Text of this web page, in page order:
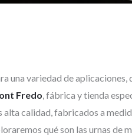
una variedad de
Fredo, fábrica y tienda
calidad, fabricados a
qué son las urnas de